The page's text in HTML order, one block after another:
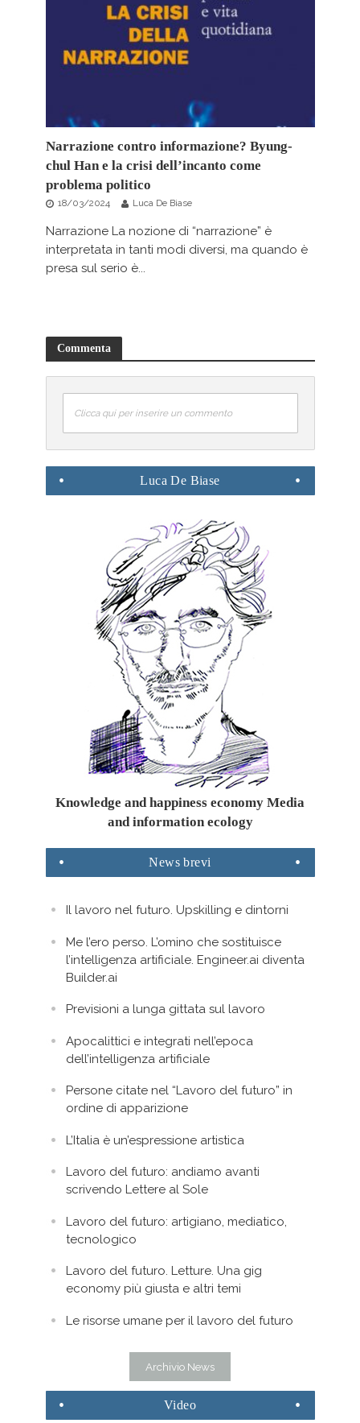
Narrazione contro informazione? Byung-
chul Han e la crisi dell’incanto come
problema politico
18/03/2024 Luca De Biase
Narrazione La nozione di “narrazione” è
interpretata in tanti modi diversi, ma quando è
presa sul serio è...
Commenta
Clicca qui per inserire un commento
Luca De Biase
Knowledge and happiness economy Media
and information ecology
News brevi
Il lavoro nel futuro. Upskilling e dintorni
Me l’ero perso. L’omino che sostituisce
l’intelligenza artificiale. Engineer.ai diventa
Builder.ai
Previsioni a lunga gittata sul lavoro
Apocalittici e integrati nell’epoca
dell’intelligenza artificiale
Persone citate nel “Lavoro del futuro” in
ordine di apparizione
L’Italia è un’espressione artistica
Lavoro del futuro: andiamo avanti
scrivendo Lettere al Sole
Lavoro del futuro: artigiano, mediatico,
tecnologico
Lavoro del futuro. Letture. Una gig
economy più giusta e altri temi
Le risorse umane per il lavoro del futuro
Archivio News
Video